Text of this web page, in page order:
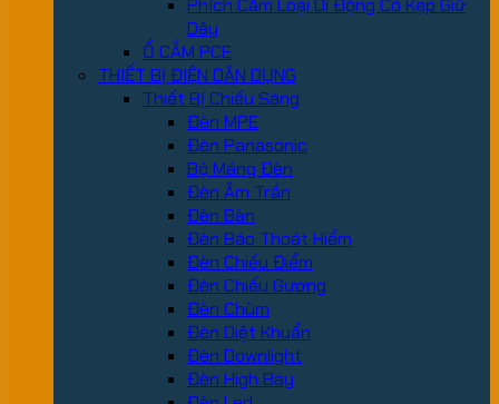
Phích Cắm Loại Di Động Có Kẹp Giữ
Dây
Ổ CẮM PCE
THIẾT BỊ ĐIỆN DÂN DỤNG
Thiết Bị Chiếu Sáng
Đèn MPE
Đèn Panasonic
Bộ Máng Đèn
Đèn Âm Trần
Đèn Bàn
Đèn Báo Thoát Hiểm
Đèn Chiếu Điểm
Đèn Chiếu Gương
Đèn Chùm
Đèn Diệt Khuẩn
Đèn Downlight
Đèn High Bay